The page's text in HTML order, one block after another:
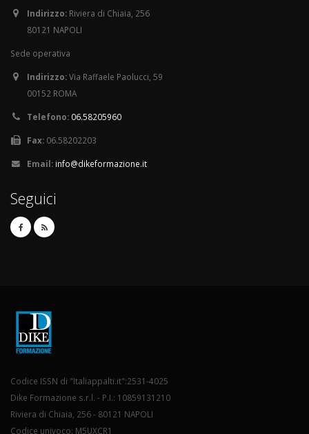
Indirizzo: Riviera di Chiaia, 256
80121 NAPOLI
Sede operativa
Indirizzo:Via Raffaele Paolucci, 59
00152 ROMA
Telefono: 06.58205960
Fax: 06.58202203
Email: info@dikeformazione.it
Seguici
Codice ISSN di "Italiappalti.it":2531-4025
Dike Formazione s.r.l. - P.I.: 10859131210
Riviera di Chiaia, 256 - 80121 NAPOLI
Codice univoco: M5UXCR1